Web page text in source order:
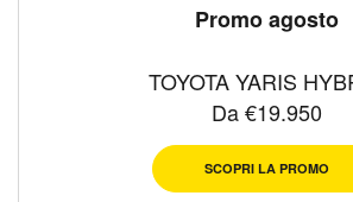
Promo agosto
TOYOTA YARIS
Da €19.950
SCOPRI LA PROMO